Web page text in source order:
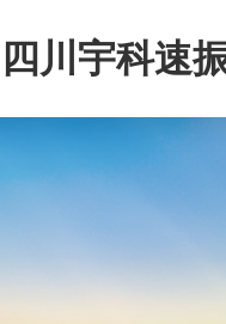
四川宇科速
公司